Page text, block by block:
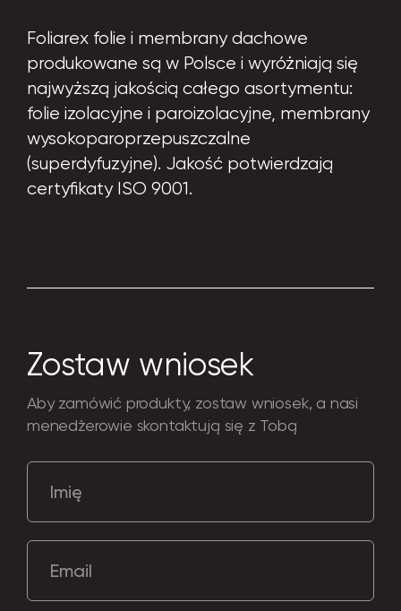
Foliarex folie i membrany dachowe
produkowane są w Polsce i wyróżniają się
najwyższą jakością całego asortymentu:
folie izolacyjne i paroizolacyjne, membrany
wysokoparoprzepuszczalne
(superdyfuzyjne). Jakość potwierdzają
certyfikaty ISO 9001.
Zostaw wniosek
Aby zamówić produkty, zostaw wniosek, a nasi
menedżerowie skontaktują się z Tobą
Imię
Email